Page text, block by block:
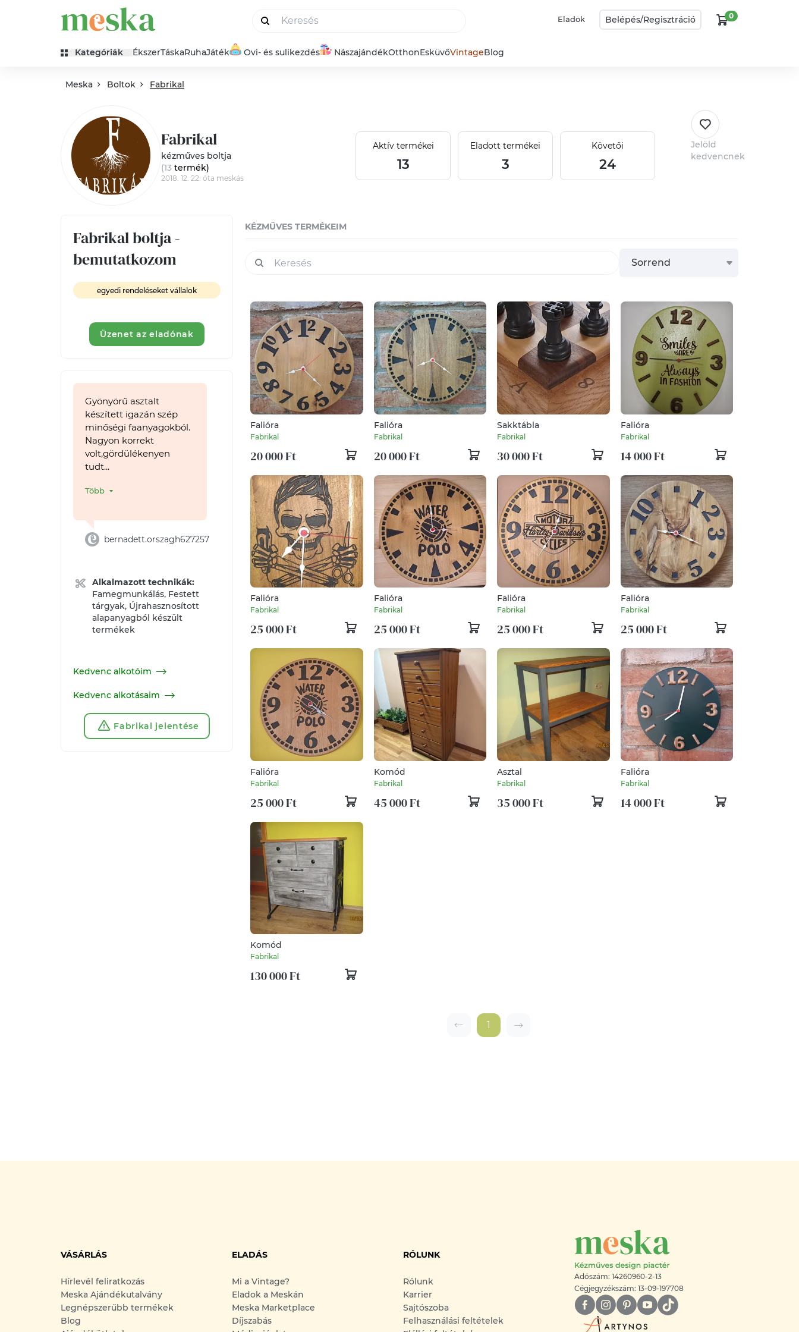
Eladok Belépés/Regisztráció 0
Kategóriák ÉkszerTáskaRuhaJáték Ovi- és sulikezdés NászajándékOtthonEsküvőVintageBlog
Meska Boltok Fabrikal
Fabrikal
kézműves boltja
(13 termék)
2018. 12. 22. óta meskás
Aktív termékei
13
Eladott termékei
3
Követői
24
Jelöld
kedvencnek
Fabrikal boltja -
bemutatkozom
egyedi rendeléseket vállalok
Üzenet az eladónak
Gyönyörű asztalt
készített igazán szép
minőségi faanyagokból.
Nagyon korrekt
volt,gördülékenyen
tudt...
Több
bernadett.orszagh627257
Alkalmazott technikák:
Famegmunkálás, Festett
tárgyak, Újrahasznosított
alapanyagból készült
termékek
Kedvenc alkotóim
Kedvenc alkotásaim
Fabrikal jelentése
KÉZMŰVES TERMÉKEIM
Sorrend
Falióra
Fabrikal
20 000 Ft
Falióra
Fabrikal
20 000 Ft
Sakktábla
Fabrikal
30 000 Ft
Falióra
Fabrikal
14 000 Ft
Falióra
Fabrikal
25 000 Ft
Falióra
Fabrikal
25 000 Ft
Falióra
Fabrikal
25 000 Ft
Falióra
Fabrikal
25 000 Ft
Falióra
Fabrikal
25 000 Ft
Komód
Fabrikal
45 000 Ft
Asztal
Fabrikal
35 000 Ft
Falióra
Fabrikal
14 000 Ft
Komód
Fabrikal
130 000 Ft
1
VÁSÁRLÁS
Hírlevél feliratkozás
Meska Ajándékutalvány
Legnépszerűbb termékek
Blog
ELADÁS
Mi a Vintage?
Eladok a Meskán
Meska Marketplace
Díjszabás
RÓLUNK
Rólunk
Karrier
Sajtószoba
Felhasználási feltételek
Adószám: 14260960-2-13
Cégjegyzékszám: 13-09-197708